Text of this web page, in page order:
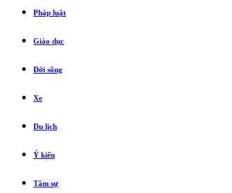
Pháp luật
Giáo dục
Đời sống
Xe
Du lịch
Ý kiến
Tâm sự